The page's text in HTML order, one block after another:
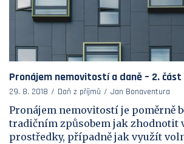
Pronájem nemovitostí a daně – 2. část
29. 8. 2018 Daň z příjmů Jan Bonaventura
Pronájem nemovitostí je poměrně
tradičním způsobem jak zhodnotit
prostředky, případně jak využít